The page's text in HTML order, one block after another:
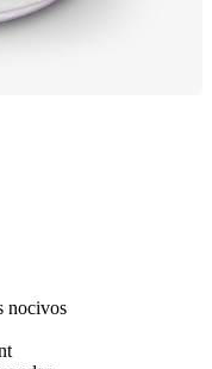
nocivos